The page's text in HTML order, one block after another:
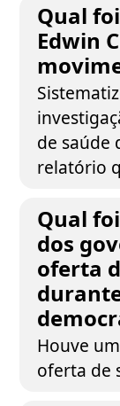
Qual
Edwin
de saúde
relatório
Qual
dos
oferta
Houve
oferta de